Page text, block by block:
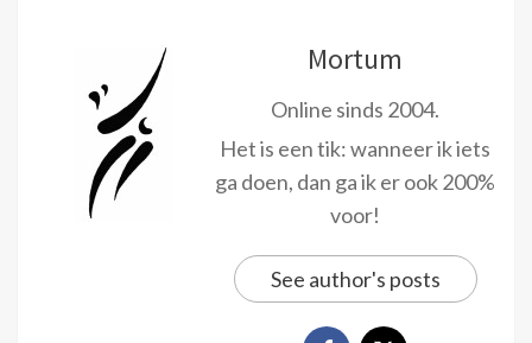
Mortum
Online sinds 2004.
Het is een tik: wanneer ik iets
ga doen, dan ga ik er ook 200%
voor!
See author's posts